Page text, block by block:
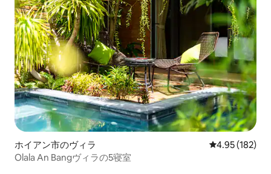
ホイアン市のヴィラ レビュー182
4.95 (182)
Olala An Bangヴィラの5寝室